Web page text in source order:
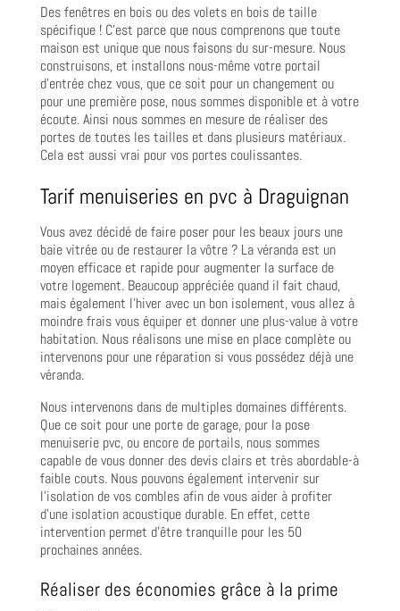
Des fenêtres en bois ou des volets en bois de taille
spécifique ! C’est parce que nous comprenons que toute
maison est unique que nous faisons du sur-mesure. Nous
construisons, et installons nous-même votre portail
d’entrée chez vous, que ce soit pour un changement ou
pour une première pose, nous sommes disponible et à votre
écoute. Ainsi nous sommes en mesure de réaliser des
portes de toutes les tailles et dans plusieurs matériaux.
Cela est aussi vrai pour vos portes coulissantes.
Tarif menuiseries en pvc à Draguignan
Vous avez décidé de faire poser pour les beaux jours une
baie vitrée ou de restaurer la vôtre ? La véranda est un
moyen efficace et rapide pour augmenter la surface de
votre logement. Beaucoup appréciée quand il fait chaud,
mais également l’hiver avec un bon isolement, vous allez à
moindre frais vous équiper et donner une plus-value à votre
habitation. Nous réalisons une mise en place complète ou
intervenons pour une réparation si vous possédez déjà une
véranda.
Nous intervenons dans de multiples domaines différents.
Que ce soit pour une porte de garage, pour la pose
menuiserie pvc, ou encore de portails, nous sommes
capable de vous donner des devis clairs et très abordable-à
faible couts. Nous pouvons également intervenir sur
l’isolation de vos combles afin de vous aider à profiter
d’une isolation acoustique durable. En effet, cette
intervention permet d’être tranquille pour les 50
prochaines années.
Réaliser des économies grâce à la prime